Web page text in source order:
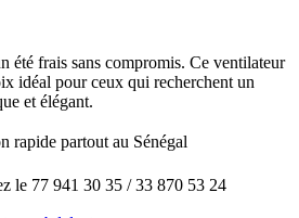
été frais sans compromis. Ce ventilateur
idéal pour ceux qui recherchent un
et élégant.
partout au Sénégal
le 77 941 30 35 / 33 870 53 24